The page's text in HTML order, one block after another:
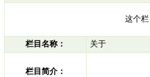
这个
栏目名称： 关于
栏目简介：